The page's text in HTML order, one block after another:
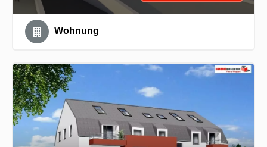
Wohnung